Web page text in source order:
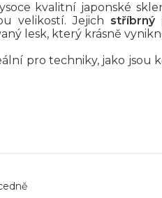
kvalitní japonské
velikostí. Jejich stříbrný
lesk, který krásně
pro techniky, jako jsou
korálků a umožňují
Milky a nechte své nápady